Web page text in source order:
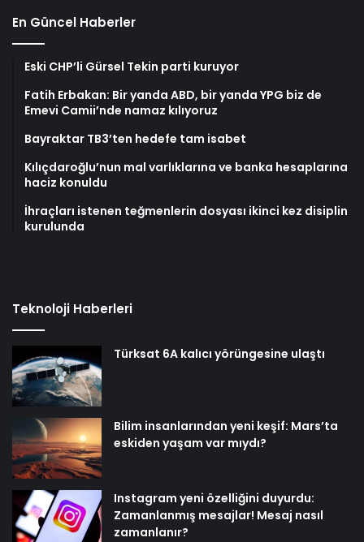
En Güncel Haberler
Eski CHP’li Gürsel Tekin parti kuruyor
Fatih Erbakan: Bir yanda ABD, bir yanda YPG biz de
Emevi Camii’nde namaz kılıyoruz
Bayraktar TB3’ten hedefe tam isabet
Kılıçdaroğlu’nun mal varlıklarına ve banka hesaplarına
haciz konuldu
İhraçları istenen teğmenlerin dosyası ikinci kez disiplin
kurulunda
Teknoloji Haberleri
Türksat 6A kalıcı yörüngesine ulaştı
Bilim insanlarından yeni keşif: Mars’ta
eskiden yaşam var mıydı?
Instagram yeni özelliğini duyurdu:
Zamanlanmış mesajlar! Mesaj nasıl
zamanlanır?